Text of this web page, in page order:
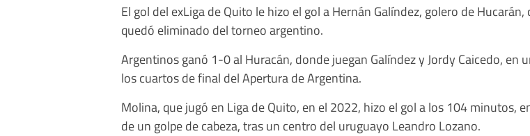
El gol del exLiga de Quito le hizo el gol a Hernán Galíndez, golero de Hucarán,
quedó eliminado del torneo argentino.
Argentinos ganó 1-0 al Huracán, donde juegan Galíndez y Jordy Caicedo, en
los cuartos de final del Apertura de Argentina.
Molina, que jugó en Liga de Quito, en el 2022, hizo el gol a los 104 minutos,
de un golpe de cabeza, tras un centro del uruguayo Leandro Lozano.